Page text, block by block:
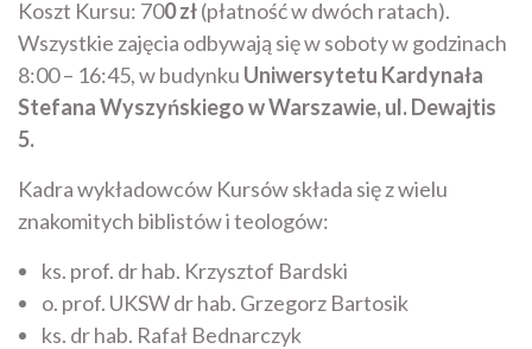
Koszt Kursu: 700 zł(płatność w dwóch ratach).
Wszystkie zajęcia odbywają się w soboty w godzinach
8:00 – 16:45, w budynku Uniwersytetu Kardynała
Stefana Wyszyńskiego w Warszawie, ul. Dewajtis
5.
Kadra wykładowców Kursów składa się z wielu
znakomitych biblistów i teologów:
ks. prof. dr hab. Krzysztof Bardski
o. prof. UKSW dr hab. Grzegorz Bartosik
ks. dr hab. Rafał Bednarczyk